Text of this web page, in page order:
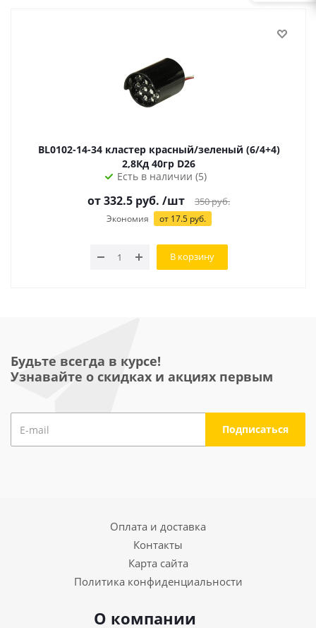
BL0102-14-34 кластер красный/зеленый (6/4+4)
2,8Кд 40гр D26
Есть в наличии (5)
от 332.5 руб. /шт 350руб.
Экономия от 17.5 руб.
В корзину
Будьте всегда в курсе!
Узнавайте о скидках и акциях первым
Оплата и доставка
Контакты
Карта сайта
Политика конфиденциальности
О компании